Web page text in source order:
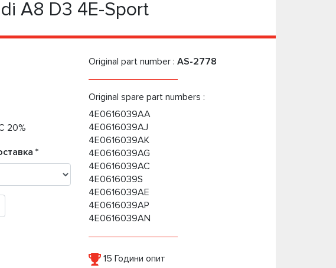
А8 D3 4E-Sport
20%
*
Original part number : AS-2778
Original spare part numbers :
4E0616039AA
4E0616039AJ
4E0616039AK
4E0616039AG
4E0616039AC
4E0616039S
4E0616039AE
4E0616039AP
4E0616039AN
15 Години опит